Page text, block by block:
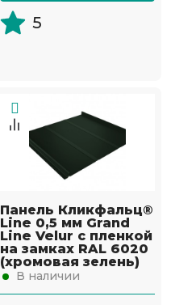
5
Панель Кликфальц®
Line 0,5 мм Grand
Line Velur с пленкой
на замках RAL 6020
(хромовая зелень)
В наличии